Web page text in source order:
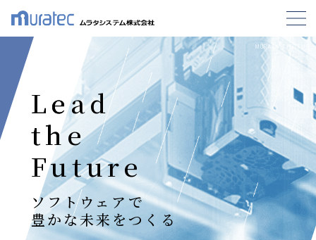
MURATA SYSTEMS
Lead
the
Future
ソフトウェアで
豊かな未来をつくる
Lead
the
Future
ソフトウェアで
豊かな未来をつくる